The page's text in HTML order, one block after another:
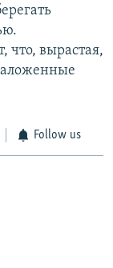
что, вырастая,
Follow us